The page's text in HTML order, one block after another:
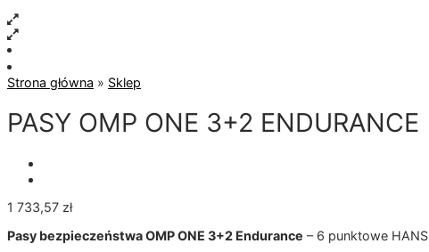
Strona główna » Sklep
PASY OMP ONE 3+2 ENDURANCE
1 733,57 zł
Pasy bezpieczeństwa OMP ONE 3+2 Endurance – 6 punktowe HANS